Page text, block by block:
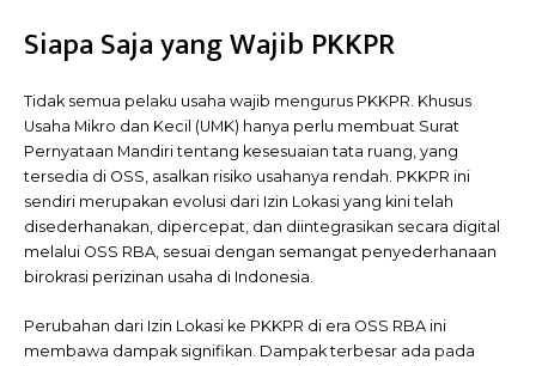
Siapa Saja yang Wajib PKKPR
Tidak semua pelaku usaha wajib mengurus PKKPR. Khusus
Usaha Mikro dan Kecil (UMK) hanya perlu membuat Surat
Pernyataan Mandiri tentang kesesuaian tata ruang, yang
tersedia di OSS, asalkan risiko usahanya rendah. PKKPR ini
sendiri merupakan evolusi dari Izin Lokasi yang kini telah
disederhanakan, dipercepat, dan diintegrasikan secara digital
melalui OSS RBA, sesuai dengan semangat penyederhanaan
birokrasi perizinan usaha di Indonesia.
Perubahan dari Izin Lokasi ke PKKPR di era OSS RBA ini
membawa dampak signifikan. Dampak terbesar ada pada